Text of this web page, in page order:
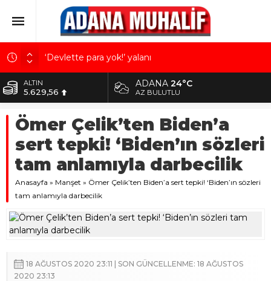
‘Devlette para yok!’ yalanı
Kuru meyve sektörü 2 milyar dolar ihracat hedefi
için Ankara’dan destek istedi
Mobilya ihracatında Avrupa ivmesi
Göz için “Akıllı Mercek” herkes için uygun mu?
Devletin iki bilançosu: Görünen bütçe, bütçe dışı
riskler ve hazineyi bekleyen yük
ALTIN
5.629,56
BİST
10.824,63
DOLAR
42,2340
48,8802
ADANA24°C
AZ BULUTLU
Ömer Çelik’ten Biden’a
sert tepki! ‘Biden’ın sözleri
tam anlamıyla darbecilik
Anasayfa » Manşet » Ömer Çelik’ten Biden’a sert tepki! ‘Biden’ın sözleri
tam anlamıyla darbecilik
18 AĞUSTOS 2020 23:11 | SON GÜNCELLENME: 18 AĞUSTOS
2020 23:13